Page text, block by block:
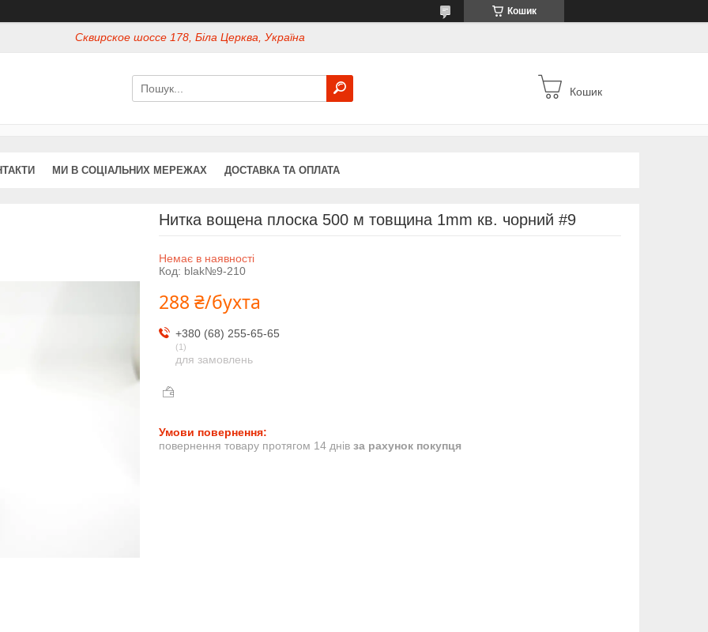
Кошик
Сквирское шоссе 178, Біла Церква, Україна
Кошик
МИ В СОЦІАЛЬНИХ МЕРЕЖАХ ДОСТАВКА ТА ОПЛАТА
Нитка вощена плоска 500 м товщина 1mm кв. чорний #9
Немає в наявності
Код: blak№9-210
288 ₴/бухта
+380 (68) 255-65-65
1
для замовлень
повернення товару протягом 14 днів за рахунок покупця